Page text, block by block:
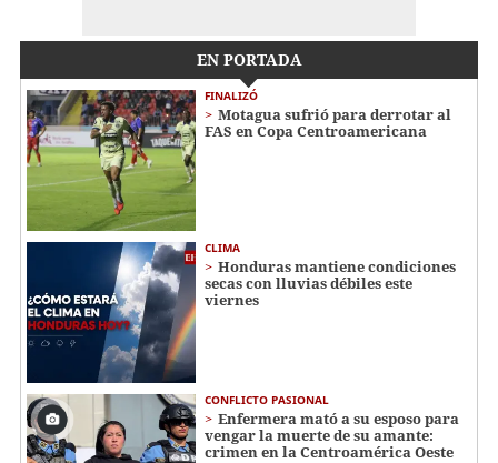
EN PORTADA
FINALIZÓ
Motagua sufrió para derrotar al
FAS en Copa Centroamericana
CLIMA
Honduras mantiene condiciones
secas con lluvias débiles este
viernes
CONFLICTO PASIONAL
Enfermera mató a su esposo para
vengar la muerte de su amante:
crimen en la Centroamérica Oeste